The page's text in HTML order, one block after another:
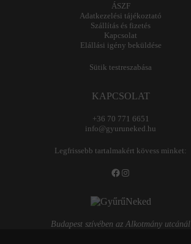
ÁSZF
Adatkezelési tájékoztató
Szállítás és fizetés
Kapcsolat
Elállási igény beküldése
Sütik testreszabása
KAPCSOLAT
+36 70 771 6651
info@gyuruneked.hu
Legfrissebb tartalmakért kövess minket:
Facebook
Instagram
Budapest szívében az Alkotmány utcánál